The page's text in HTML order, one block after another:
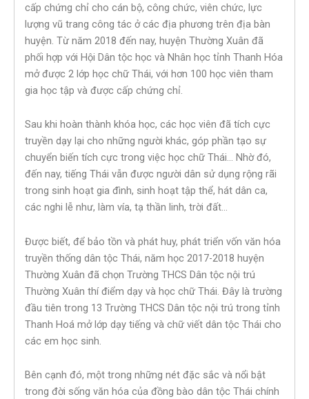
cấp chứng chỉ cho cán bộ, công chức, viên chức, lực
lượng vũ trang công tác ở các địa phương trên địa bàn
huyện. Từ năm 2018 đến nay, huyện Thường Xuân đã
phối hợp với Hội Dân tộc học và Nhân học tỉnh Thanh Hóa
mở được 2 lớp học chữ Thái, với hơn 100 học viên tham
gia học tập và được cấp chứng chỉ.
Sau khi hoàn thành khóa học, các học viên đã tích cực
truyền dạy lại cho những người khác, góp phần tạo sự
chuyển biến tích cực trong việc học chữ Thái… Nhờ đó,
đến nay, tiếng Thái vẫn được người dân sử dụng rộng rãi
trong sinh hoạt gia đình, sinh hoạt tập thể, hát dân ca,
các nghi lễ như, làm vía, tạ thần linh, trời đất…
Được biết, để bảo tồn và phát huy, phát triển vốn văn hóa
truyền thống dân tộc Thái, năm học 2017-2018 huyện
Thường Xuân đã chọn Trường THCS Dân tộc nội trú
Thường Xuân thí điểm dạy và học chữ Thái. Đây là trường
đầu tiên trong 13 Trường THCS Dân tộc nội trú trong tỉnh
Thanh Hoá mở lớp dạy tiếng và chữ viết dân tộc Thái cho
các em học sinh.
Bên cạnh đó, một trong những nét đặc sắc và nổi bật
trong đời sống văn hóa của đồng bào dân tộc Thái chính